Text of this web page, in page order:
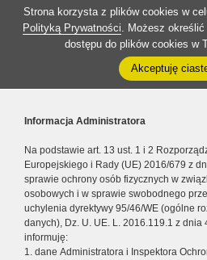
Strona korzysta z plików cookies w
Polityką Prywatności. Możesz określić
dostępu do plików cookies w
Akceptuję
Informacja Administratora
Na podstawie art. 13 ust. 1 i 2
Europejskiego i Rady (UE) 2016/679 z
sprawie ochrony osób fizycznych w
osobowych i w sprawie swobodnego
uchylenia dyrektywy 95/46/WE (ogólne
danych), Dz. U. UE. L. 2016.119.1 z dnia
informuję:
1. dane Administratora i Inspektora